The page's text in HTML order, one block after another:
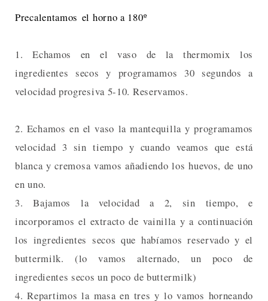
Precalentamos el horno a 180º
1. Echamos en el vaso de la thermomix los
ingredientes secos y programamos 30 segundos a
velocidad progresiva 5-10. Reservamos.
2. Echamos en el vaso la mantequilla y programamos
velocidad 3 sin tiempo y cuando veamos que está
blanca y cremosa vamos añadiendo los huevos, de uno
en uno.
3. Bajamos la velocidad a 2, sin tiempo, e
incorporamos el extracto de vainilla y a continuación
los ingredientes secos que habíamos reservado y el
buttermilk. (lo vamos alternado, un poco de
ingredientes secos un poco de buttermilk)
4. Repartimos la masa en tres y lo vamos horneando